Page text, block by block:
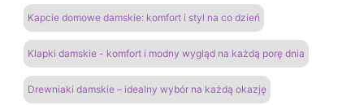
Kapcie domowe damskie: komfort i styl na co dzień
Klapki damskie - komfort i modny wygląd na każdą porę dnia
Drewniaki damskie – idealny wybór na każdą okazję